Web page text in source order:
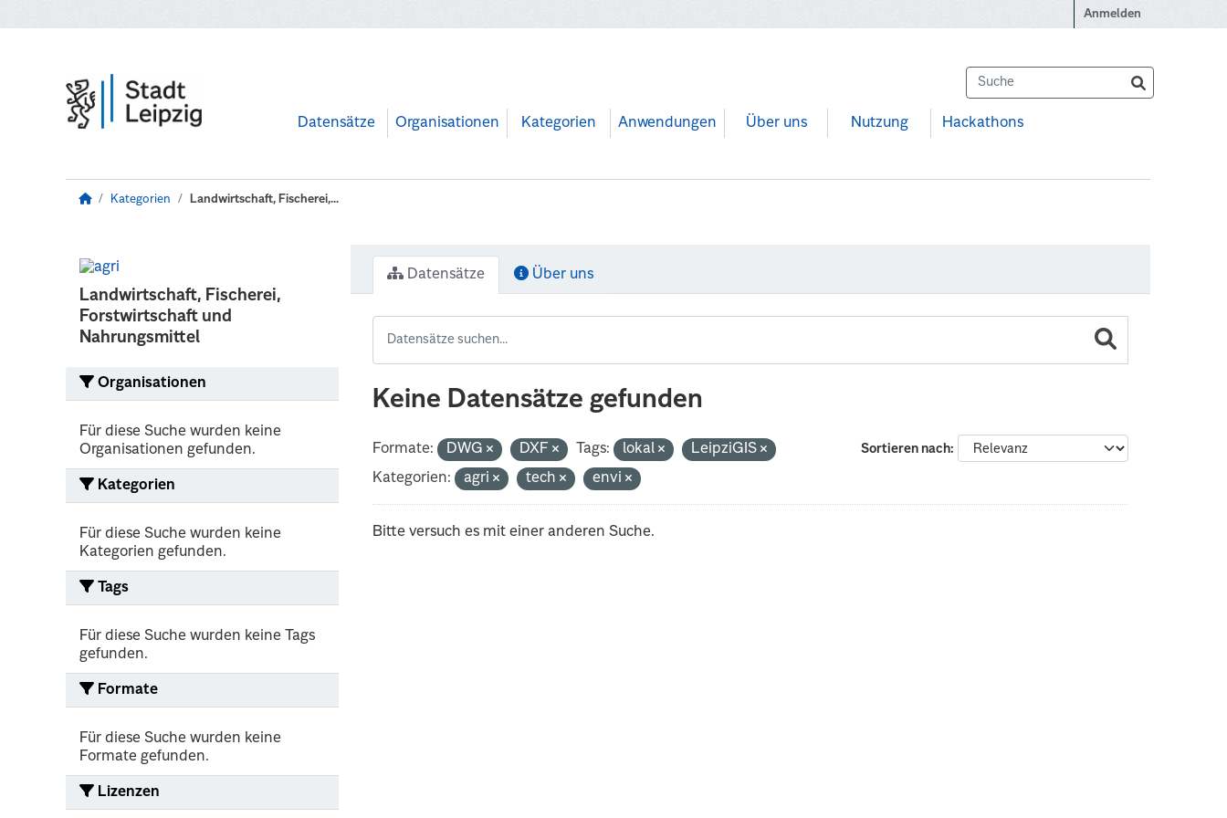
Anmelden
Datensätze Organisationen Kategorien Anwendungen Über uns Nutzung Hackathons
Kategorien Landwirtschaft, Fischerei,...
Landwirtschaft, Fischerei,
Forstwirtschaft und
Nahrungsmittel
Organisationen
Für diese Suche wurden keine
Organisationen gefunden.
Kategorien
Für diese Suche wurden keine
Kategorien gefunden.
Tags
Für diese Suche wurden keine Tags
gefunden.
Formate
Für diese Suche wurden keine
Formate gefunden.
Lizenzen
Datensätze Über uns
Keine Datensätze gefunden
Sortieren nach
Formate: DWG DXF Tags: lokal
LeipziGIS
Kategorien:
agri tech envi
Bitte versuch es mit einer anderen Suche.